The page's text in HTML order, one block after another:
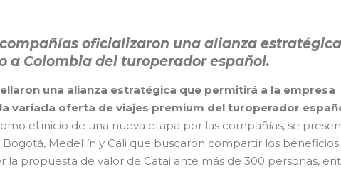
oficializaron una alianza estratégica
a Colombia del turoperador español.
una alianza estratégica que permitirá a la empresa
variada oferta de viajes premium del turoperador
el inicio de una nueva etapa por las compañías, se
Medellín y Cali que buscaron compartir los beneficios
la propuesta de valor de Catai ante más de 300 personas,